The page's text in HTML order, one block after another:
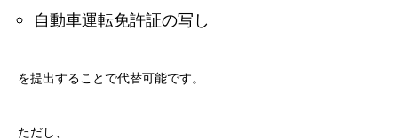
自動車運転免許証の写し
を提出することで代替可能です。
ただし、